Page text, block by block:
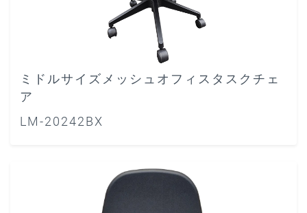
ミドルサイズメッシュオフィスタスクチェ
ア
LM-20242BX